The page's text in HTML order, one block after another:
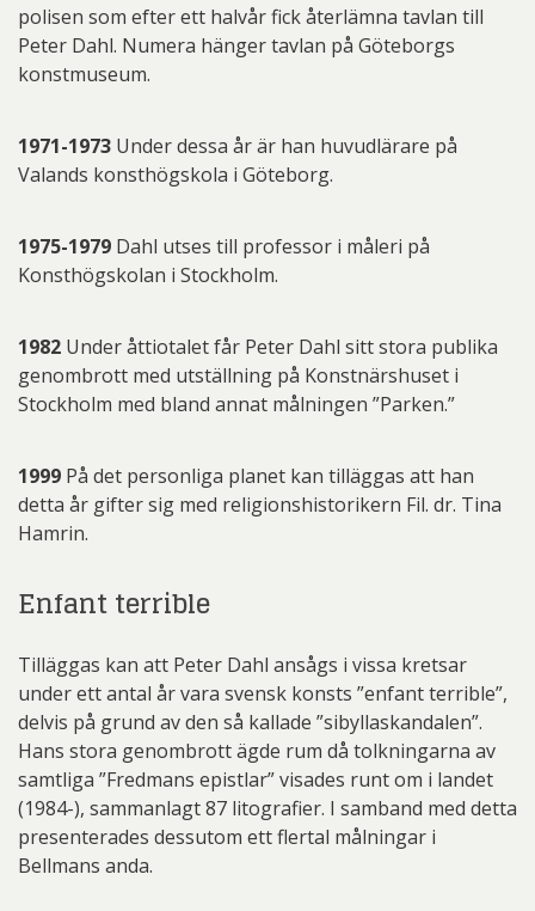
polisen som efter ett halvår fick återlämna tavlan till
Peter Dahl. Numera hänger tavlan på Göteborgs
konstmuseum.
1971-1973 Under dessa år är han huvudlärare på
Valands konsthögskola i Göteborg.
1975-1979 Dahl utses till professor i måleri på
Konsthögskolan i Stockholm.
1982 Under åttiotalet får Peter Dahl sitt stora publika
genombrott med utställning på Konstnärshuset i
Stockholm med bland annat målningen ”Parken.”
1999 På det personliga planet kan tilläggas att han
detta år gifter sig med religionshistorikern Fil. dr. Tina
Hamrin.
Enfant terrible
Tilläggas kan att Peter Dahl ansågs i vissa kretsar
under ett antal år vara svensk konsts ”enfant terrible”,
delvis på grund av den så kallade ”sibyllaskandalen”.
Hans stora genombrott ägde rum då tolkningarna av
samtliga ”Fredmans epistlar” visades runt om i landet
(1984-), sammanlagt 87 litografier. I samband med detta
presenterades dessutom ett flertal målningar i
Bellmans anda.